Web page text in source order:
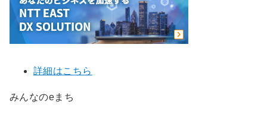
詳細はこちら
みんなのeまち